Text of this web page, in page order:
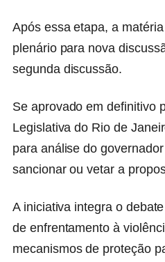
Após essa etapa, a
plenário para nova
segunda discussão.
Se aprovado em definitivo
Legislativa do Rio de
para análise do
sancionar ou vetar a
A iniciativa integra o
de enfrentamento à
mecanismos de proteção